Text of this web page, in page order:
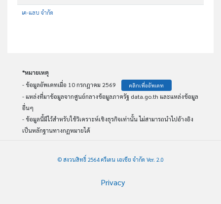
เค-แลบ จำกัด
*หมายเหตุ
- ข้อมูลอัพเดทเมื่อ 10 กรกฎาคม 2569
คลิกเพื่ออัพเดท
- แหล่งที่มาข้อมูลจากศูนย์กลางข้อมูลภาครัฐ data.go.th และแหล่งข้อมูล
อื่นๆ
- ข้อมูลนี้มีไว้สำหรับใช้วิเคราะห์เชิงธุรกิจเท่านั้น ไม่สามารถนำไปอ้างอิง
เป็นหลักฐานทางกฏหมายได้
© สงวนสิทธิ์ 2564 ครีเดน เอเชีย จำกัด Ver. 2.0
Privacy